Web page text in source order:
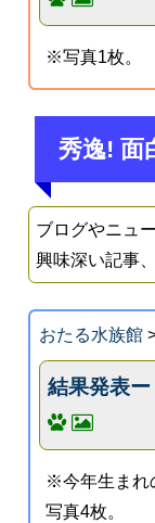
※写真1枚。
秀逸! 面
ブログやニュ
興味深い記事
おたる水族館
結果発表ー
※今年生まれ
写真4枚。